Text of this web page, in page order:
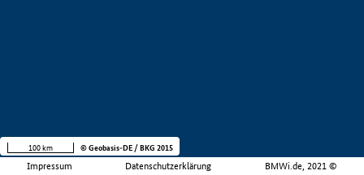
Impressum Datenschutzerklärung BMWi.de, 2021 ©
100 km © Geobasis-DE / BKG 2015